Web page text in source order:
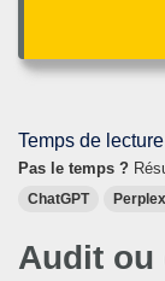
Temps de
Pas le temps ?
ChatGPT
Audit ou